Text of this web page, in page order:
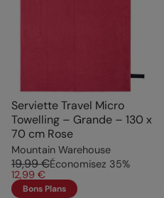
Serviette Travel Micro
Towelling – Grande – 130 x
70 cm Rose
Mountain Warehouse
19,99 €Économisez 35%
12,99 €
Bons Plans